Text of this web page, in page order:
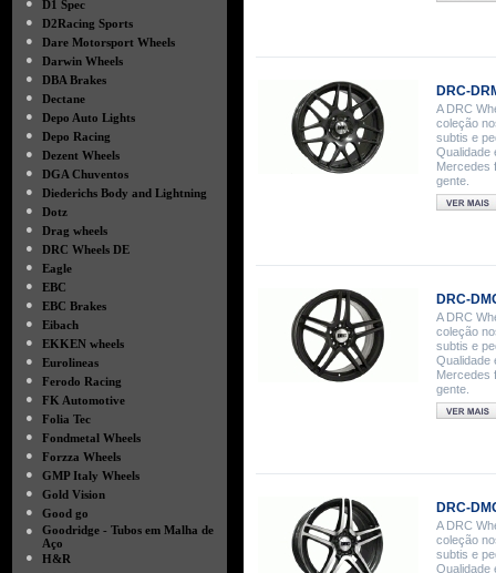
D1 Spec
●
D2Racing Sports
●
Dare Motorsport Wheels
●
Darwin Wheels
●
DBA Brakes
●
Dectane
●
Depo Auto Lights
●
Depo Racing
●
Dezent Wheels
●
DGA Chuventos
●
Diederichs Body and Lightning
●
Dotz
●
Drag wheels
●
DRC Wheels DE
●
Eagle
●
EBC
●
EBC Brakes
●
Eibach
●
EKKEN wheels
●
Eurolineas
●
Ferodo Racing
●
FK Automotive
●
Folia Tec
●
Fondmetal Wheels
●
Forzza Wheels
●
GMP Italy Wheels
●
Gold Vision
●
Good go
●
Goodridge - Tubos em Malha de
Aço
●
H&R
DRC-
A DRC
coleção
subtis e
Qualidade
Mercedes
gente.
DRC-
A DRC
coleção
subtis e
Qualidade
Mercedes
gente.
DRC-
A DRC
coleção
subtis e
Qualidade